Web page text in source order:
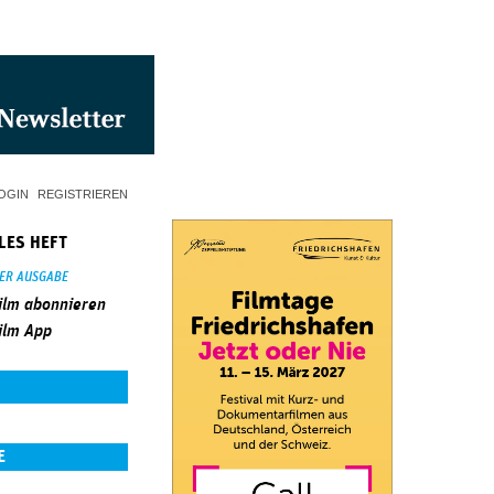
REGISTRIEREN
HEFT
AUSGABE
abonnieren
App